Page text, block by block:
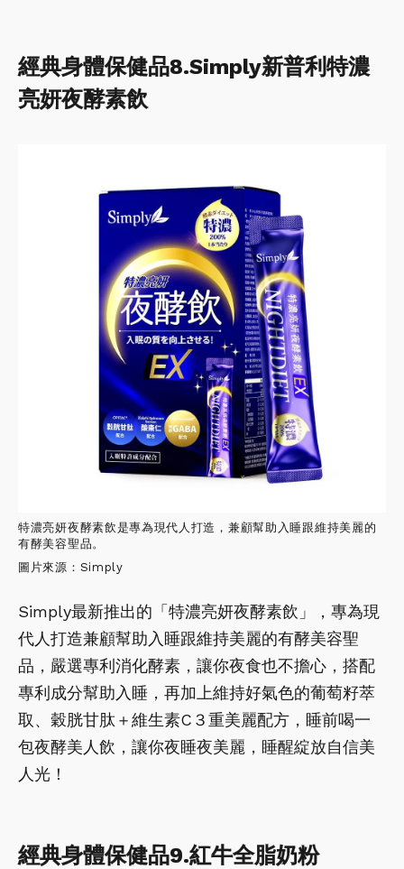
經典身體保健品8.Simply新普利特濃
亮妍夜酵素飲
Simply最新推出的「特濃亮妍夜酵素飲」，專為現
代人打造兼顧幫助入睡跟維持美麗的有酵美容聖
品，嚴選專利消化酵素，讓你夜食也不擔心，搭配
專利成分幫助入睡，再加上維持好氣色的葡萄籽萃
取、穀胱甘肽＋維生素C３重美麗配方，睡前喝一
包夜酵美人飲，讓你夜睡夜美麗，睡醒綻放自信美
人光！
特濃亮妍夜酵素飲是專為現代人打造，兼顧幫助入睡跟維持美麗的
有酵美容聖品。
圖片來源：Simply
經典身體保健品9.紅牛全脂奶粉